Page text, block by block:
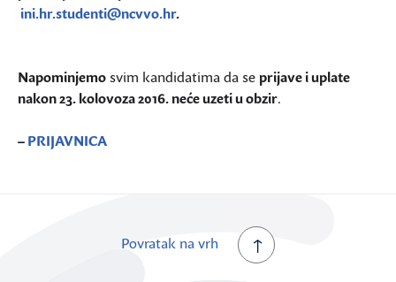
ini.hr.studenti@ncvvo.hr.
Napominjemosvim kandidatima da seprijave i uplate
nakon 23. kolovoza 2016. neće uzeti u obzir.
–PRIJAVNICA
Povratak na vrh